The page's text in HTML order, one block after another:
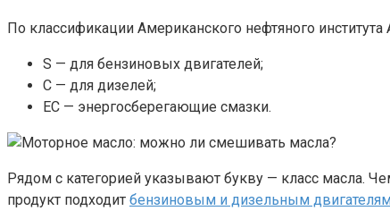
По классификации Американского нефтяного
S — для бензиновых двигателей;
C — для дизелей;
EC — энергосберегающие смазки.
Рядом с категорией указывают букву — класс масла.
продукт подходит бензиновым и дизельным